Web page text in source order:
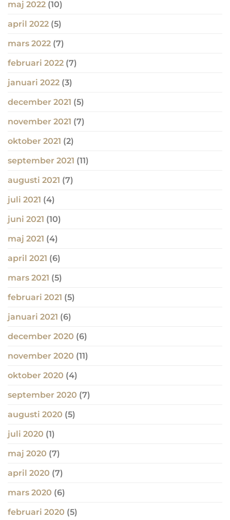
maj 2022 (10)
april 2022 (5)
mars 2022 (7)
februari 2022 (7)
januari 2022 (3)
december 2021 (5)
november 2021 (7)
oktober 2021 (2)
september 2021 (11)
augusti 2021 (7)
juli 2021 (4)
juni 2021 (10)
maj 2021 (4)
april 2021 (6)
mars 2021 (5)
februari 2021 (5)
januari 2021 (6)
december 2020 (6)
november 2020 (11)
oktober 2020 (4)
september 2020 (7)
augusti 2020 (5)
juli 2020 (1)
maj 2020 (7)
april 2020 (7)
mars 2020 (6)
februari 2020 (5)